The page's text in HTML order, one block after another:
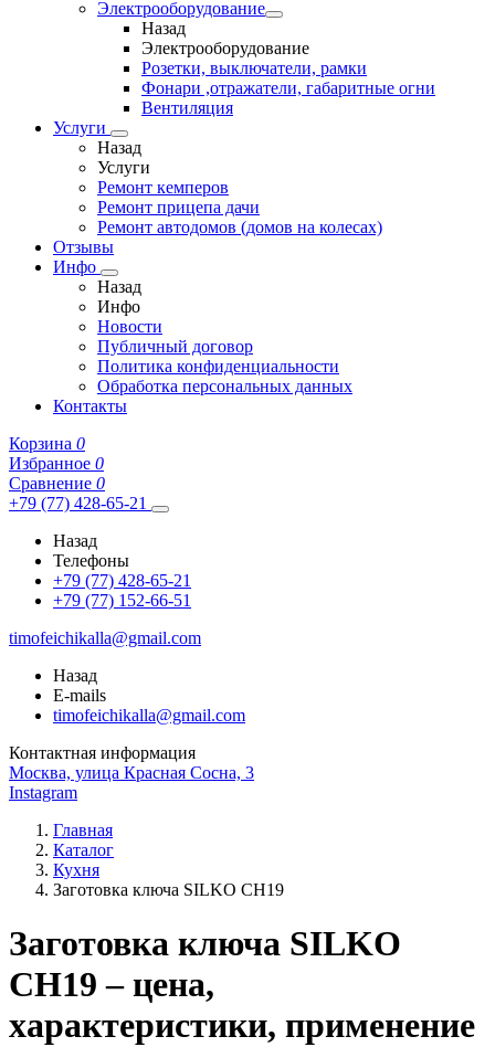
Электрооборудование
Назад
Электрооборудование
Розетки, выключатели, рамки
Фонари ,отражатели, габаритные огни
Вентиляция
Услуги
Назад
Услуги
Ремонт кемперов
Ремонт прицепа дачи
Ремонт автодомов (домов на колесах)
Отзывы
Инфо
Назад
Инфо
Новости
Публичный договор
Политика конфиденциальности
Обработка персональных данных
Контакты
Корзина 0
Избранное 0
Сравнение 0
+79 (77) 428-65-21
Назад
Телефоны
+79 (77) 428-65-21
+79 (77) 152-66-51
timofeichikalla@gmail.com
Назад
E-mails
timofeichikalla@gmail.com
Контактная информация
Москва, улица Красная Сосна, 3
Instagram
Главная
Каталог
Кухня
Заготовка ключа SILKO CH19
Заготовка ключа SILKO
CH19 – цена,
характеристики, применение